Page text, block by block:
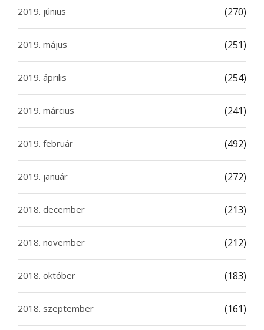
2019. június (270)
2019. május (251)
2019. április (254)
2019. március (241)
2019. február (492)
2019. január (272)
2018. december (213)
2018. november (212)
2018. október (183)
2018. szeptember (161)